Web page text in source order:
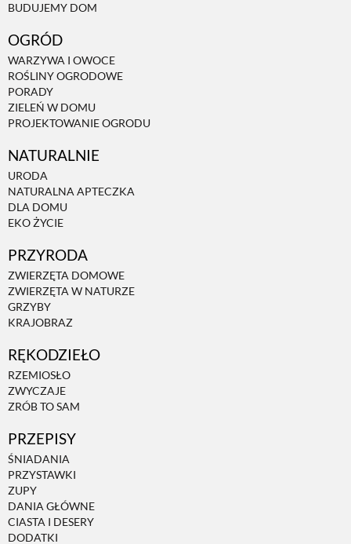
BUDUJEMY DOM
OGRÓD
WARZYWA I OWOCE
ROŚLINY OGRODOWE
PORADY
ZIELEŃ W DOMU
PROJEKTOWANIE OGRODU
NATURALNIE
URODA
NATURALNA APTECZKA
DLA DOMU
EKO ŻYCIE
PRZYRODA
ZWIERZĘTA DOMOWE
ZWIERZĘTA W NATURZE
GRZYBY
KRAJOBRAZ
RĘKODZIEŁO
RZEMIOSŁO
ZWYCZAJE
ZRÓB TO SAM
PRZEPISY
ŚNIADANIA
PRZYSTAWKI
ZUPY
DANIA GŁÓWNE
CIASTA I DESERY
DODATKI
PRZYRODA